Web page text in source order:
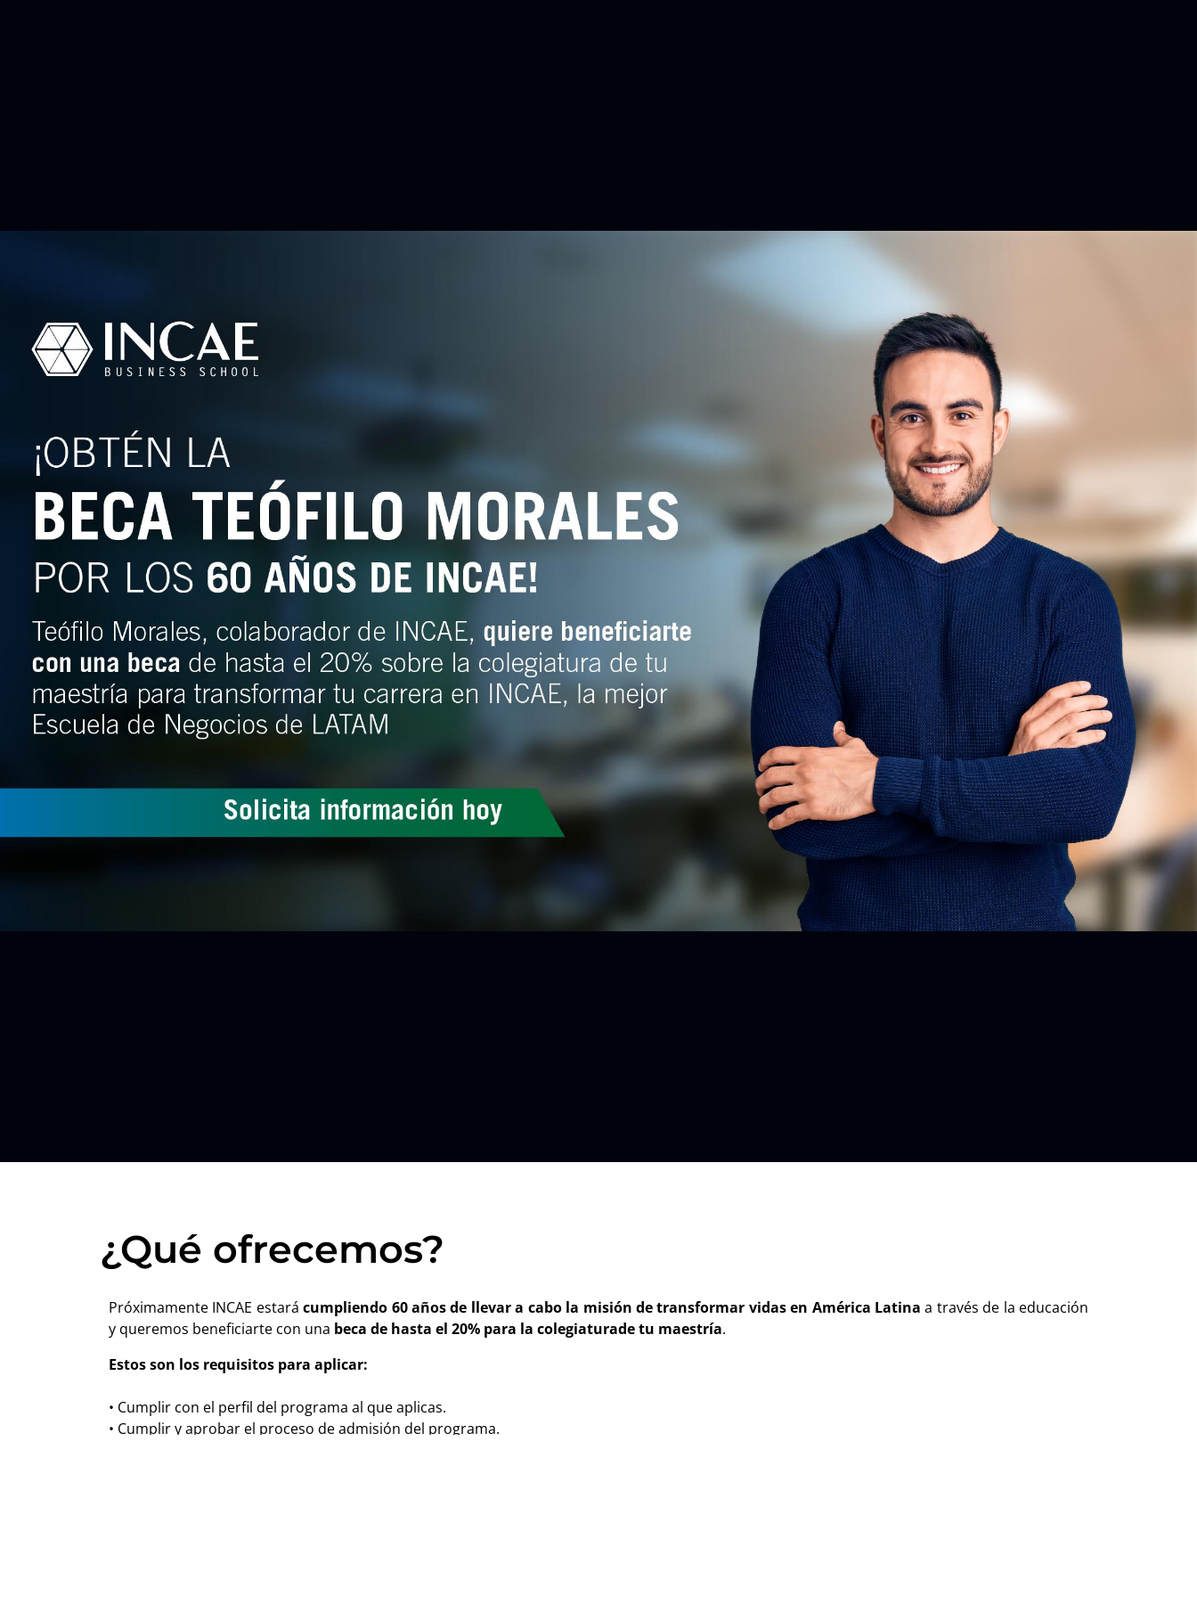
¿Qué ofrecemos?
Próximamente INCAE estarácumpliendo 60 años de llevar a cabo la misión de transformar vidas en América Latina a través de la educación
y queremos beneficiarte con una beca de hasta el 20% para la colegiaturade tu maestría.
Estos son los requisitos para aplicar:
• Cumplir con el perfil del programa al que aplicas.
• Cumplir y aprobar el proceso de admisión del programa.